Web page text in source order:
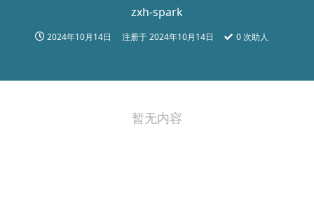
zxh-spark
2024年10月14日 注册于2024年10月14日 0 次助人
暂无内容